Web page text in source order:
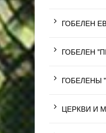
ГОБЕЛЕН
ГОБЕЛЕН
ГОБЕЛЕНЫ
ЦЕРКВИ И